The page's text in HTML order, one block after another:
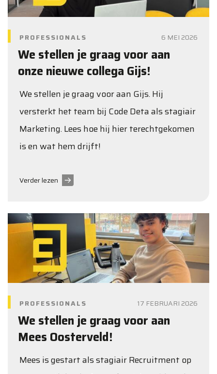
PROFESSIONALS 6 MEI 2026
We stellen je graag voor aan
onze nieuwe collega Gijs!
We stellen je graag voor aan Gijs. Hij
versterkt het team bij Code Deta als stagiair
Marketing. Lees hoe hij hier terechtgekomen
is en wat hem drijft!
Verder lezen
PROFESSIONALS 17 FEBRUARI 2026
We stellen je graag voor aan
Mees Oosterveld!
Mees is gestart als stagiair Recruitment op